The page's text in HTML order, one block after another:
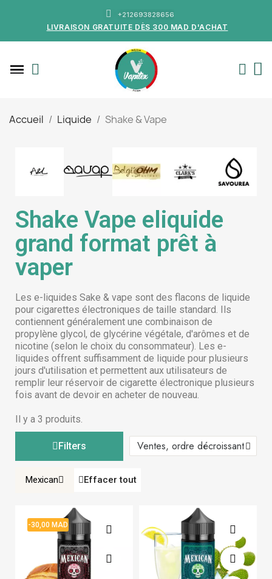
+212693828656
LIVRAISON GRATUITE DÈS 300 MAD D'ACHAT
Accueil Liquide Shake & Vape
Shake Vape eliquide
grand format prêt à
vaper
Les e-liquides Sake & vape sont des flacons de liquide
pour cigarettes électroniques de taille standard. Ils
contiennent généralement une combinaison de
propylène glycol, de glycérine végétale, d'arômes et de
nicotine (selon le choix du consommateur). Les e-
liquides offrent suffisamment de liquide pour plusieurs
jours d'utilisation et permettent aux utilisateurs de
remplir leur réservoir de cigarette électronique plusieurs
fois avant de devoir en acheter de nouveau.
Il y a 3 produits.
Filters
Mexican Effacer tout
-30,00 MAD